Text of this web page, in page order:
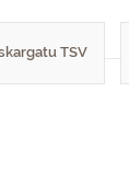
TSV